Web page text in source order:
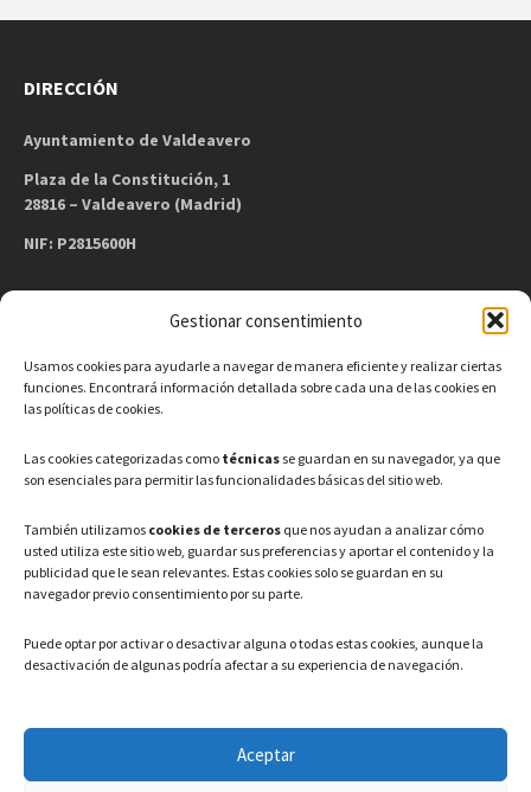
Gestionar consentimiento
Usamos cookies para ayudarle a navegar de manera eficiente y realizar ciertas
funciones. Encontrará información detallada sobre cada una de las cookies en
las políticas de cookies.
Las cookies categorizadas como técnicas se guardan en su navegador, ya que
son esenciales para permitir las funcionalidades básicas del sitio web.
También utilizamos cookies de terceros que nos ayudan a analizar cómo
usted utiliza este sitio web, guardar sus preferencias y aportar el contenido y la
publicidad que le sean relevantes. Estas cookies solo se guardan en su
navegador previo consentimiento por su parte.
Puede optar por activar o desactivar alguna o todas estas cookies, aunque la
desactivación de algunas podría afectar a su experiencia de navegación.
Aceptar
DIRECCIÓN
Ayuntamiento de Valdeavero
Plaza de la Constitución, 1
28816 – Valdeavero (Madrid)
NIF: P2815600H
Teléfono: 91 886 44 62
Correo Electrónico:
HORARIO
Lunes a Viernes: 08:00h – 15:00h
LEGAL
Política de privacidad–Aviso Legal–Política de cookies